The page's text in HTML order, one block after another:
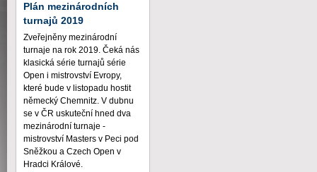
Plán mezinárodních
turnajů 2019
Zveřejněny mezinárodní
turnaje na rok 2019. Čeká nás
klasická série turnajů série
Open i mistrovství Evropy,
které bude v listopadu hostit
německý Chemnitz. V dubnu
se v ČR uskuteční hned dva
mezinárodní turnaje -
mistrovství Masters v Peci pod
Sněžkou a Czech Open v
Hradci Králové.